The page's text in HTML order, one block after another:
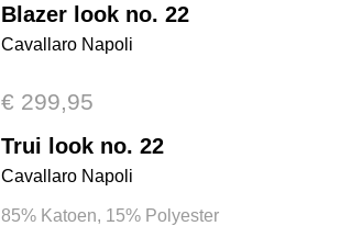
Blazer look no. 22
Cavallaro Napoli
€ 299,95
Trui look no. 22
Cavallaro Napoli
85% Katoen, 15% Polyester